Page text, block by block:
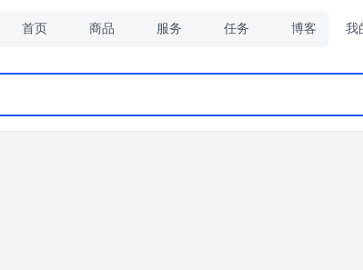
首页 商品 服务 任务 博客 我